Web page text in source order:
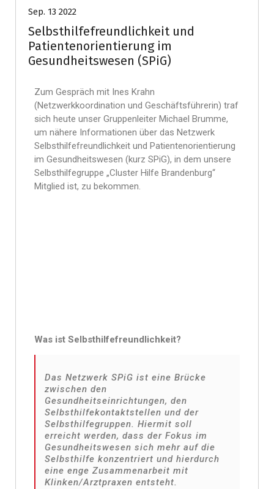
Sep. 13 2022
Selbsthilfefreundlichkeit und
Patientenorientierung im
Gesundheitswesen (SPiG)
Zum Gespräch mit Ines Krahn
(Netzwerkkoordination und Geschäftsführerin) traf
sich heute unser Gruppenleiter Michael Brumme,
um nähere Informationen über das Netzwerk
Selbsthilfefreundlichkeit und Patientenorientierung
im Gesundheitswesen (kurz SPiG), in dem unsere
Selbsthilfegruppe „Cluster Hilfe Brandenburg“
Mitglied ist, zu bekommen.
Was ist Selbsthilfefreundlichkeit?
Das Netzwerk SPiG ist eine Brücke
zwischen den
Gesundheitseinrichtungen, den
Selbsthilfekontaktstellen und der
Selbsthilfegruppen. Hiermit soll
erreicht werden, dass der Fokus im
Gesundheitswesen sich mehr auf die
Selbsthilfe konzentriert und hierdurch
eine enge Zusammenarbeit mit
Klinken/Arztpraxen entsteht.